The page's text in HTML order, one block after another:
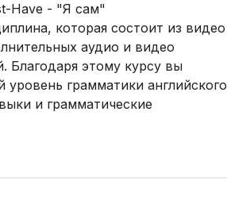
Have - "Я сам"
которая состоит из видео
аудио и видео
Благодаря этому курсу вы
грамматики английского
и грамматические